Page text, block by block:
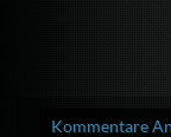
Kommentare